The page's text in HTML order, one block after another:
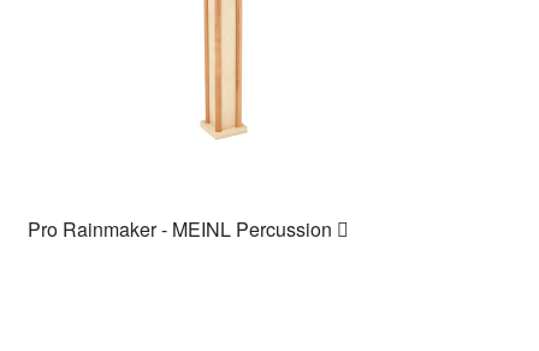
Pro Rainmaker - MEINL Percussion